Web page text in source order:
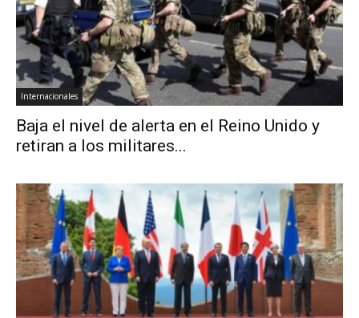
Internacionales
Baja el nivel de alerta en el Reino Unido y
retiran a los militares...